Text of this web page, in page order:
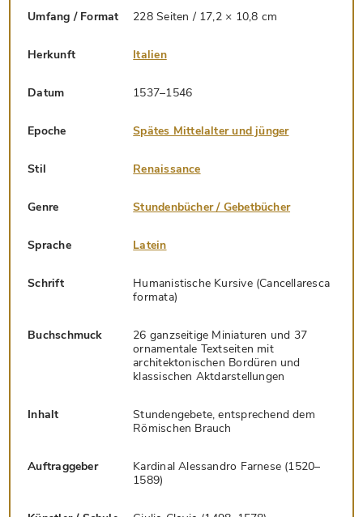
Umfang / Format 228 Seiten / 17,2 × 10,8 cm
Herkunft Italien
Datum 1537–1546
Epoche Spätes Mittelalter und jünger
Stil Renaissance
Genre Stundenbücher / Gebetbücher
Sprache Latein
Schrift
Humanistische Kursive (Cancellaresca
formata)
Buchschmuck
26 ganzseitige Miniaturen und 37
ornamentale Textseiten mit
architektonischen Bordüren und
klassischen Aktdarstellungen
Inhalt
Stundengebete, entsprechend dem
Römischen Brauch
Auftraggeber
Kardinal Alessandro Farnese (1520–
1589)